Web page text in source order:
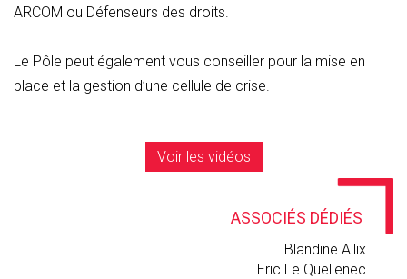
ARCOM ou Défenseurs des droits.
Le Pôle peut également vous conseiller pour la mise en
place et la gestion d’une cellule de crise.
Voir les vidéos
ASSOCIÉS DÉDIÉS
Blandine Allix
Eric Le Quellenec